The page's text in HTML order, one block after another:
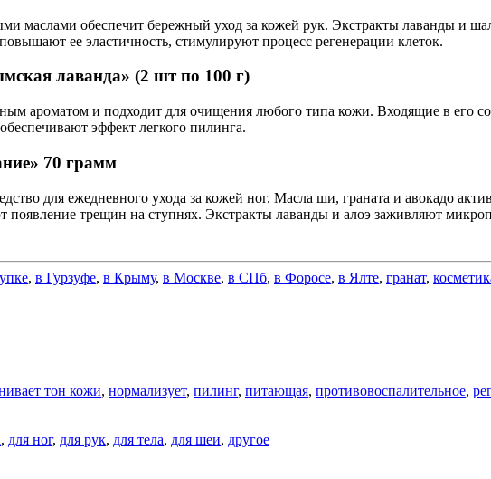
маслами обеспечит бережный уход за кожей рук. Экстракты лаванды и
ее эластичность, стимулируют процесс регенерации клеток.
лаванда» (2 шт по 100 г)
ароматом и подходит для очищения любого типа кожи. Входящие в его
эффект легкого пилинга.
70 грамм
для ежедневного ухода за кожей ног. Масла ши, граната и авокадо
трещин на ступнях. Экстракты лаванды и алоэ заживляют
, в Гурзуфе, в Крыму, в Москве, в СПб, в Форосе, в Ялте, гранат,
тон кожи, нормализует, пилинг, питающая, противовоспалительное,
, для ног, для рук, для тела, для шеи, другое